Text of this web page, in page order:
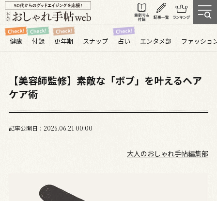
健康 付録 更年期 スナップ 占い エンタメ部 ファッショ
【美容師監修】素敵な「ボブ」を叶えるヘア
ケア術
記事公開日 2026.06 21 00:00
大人のおしゃれ手帖編集部